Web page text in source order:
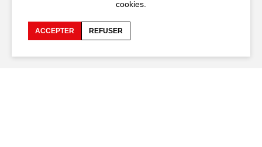
Espace presse
Espace équipe
cookies.
ACCEPTER REFUSER